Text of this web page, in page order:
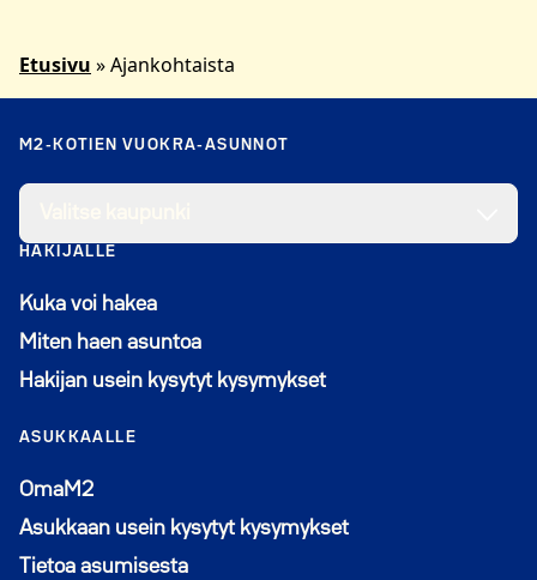
Etusivu »Ajankohtaista
M2-KOTIEN VUOKRA-ASUNNOT
HAKIJALLE
Kuka voi hakea
Miten haen asuntoa
Hakijan usein kysytyt kysymykset
ASUKKAALLE
OmaM2Avautuu uuteen ikkunaan
Asukkaan usein kysytyt kysymykset
Tietoa asumisesta